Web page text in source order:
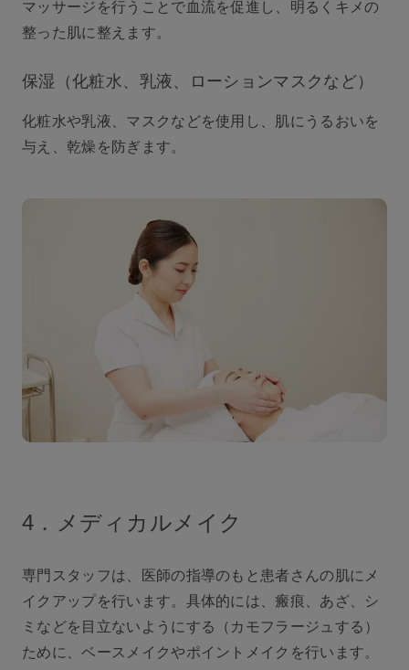
マッサージを行うことで⾎流を促進し、明るくキメの
整った肌に整えます。
保湿（化粧⽔、乳液、ローションマスクなど）
化粧⽔や乳液、マスクなどを使⽤し、肌にうるおいを
与え、乾燥を防ぎます。
4．メディカルメイク
専門スタッフは、医師の指導のもと患者さんの肌にメ
イクアップを行います。具体的には、瘢痕、あざ、シ
ミなどを⽬⽴ないようにする（カモフラージュする）
ために、ベースメイクやポイントメイクを行います。